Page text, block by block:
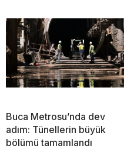
Buca Metrosu’nda dev
adım: Tünellerin büyük
bölümü tamamlandı